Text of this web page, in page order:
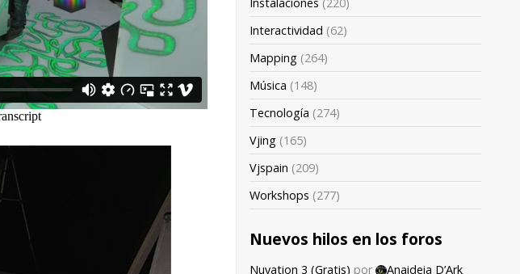
Instalaciones (220)
Interactividad (62)
Mapping (264)
Música (148)
Tecnología (274)
Vjing (165)
Vjspain (209)
Workshops (277)
Nuevos hilos en los foros
Nuvation 3 (Gratis) por
Anaideia D’Ark